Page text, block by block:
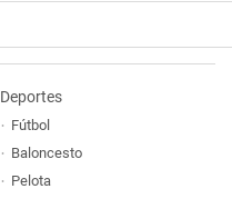
Deportes
Fútbol
Baloncesto
Pelota